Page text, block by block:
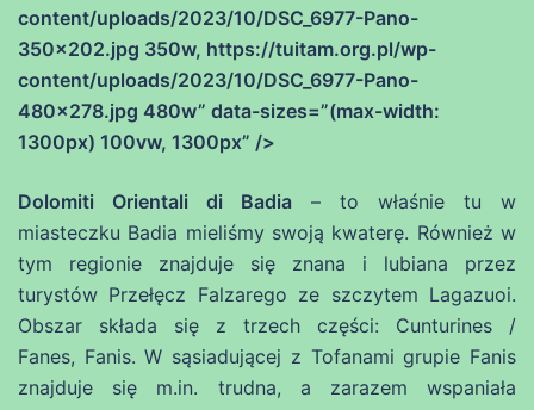
content/uploads/2023/10/DSC_6977-Pano-
350×202.jpg 350w, https://tuitam.org.pl/wp-
content/uploads/2023/10/DSC_6977-Pano-
480×278.jpg 480w” data-sizes=”(max-width:
1300px) 100vw, 1300px” />
Dolomiti Orientali di Badia – to właśnie tu w
miasteczku Badia mieliśmy swoją kwaterę. Również w
tym regionie znajduje się znana i lubiana przez
turystów Przełęcz Falzarego ze szczytem Lagazuoi.
Obszar składa się z trzech części: Cunturines /
Fanes, Fanis.W sąsiadującej z Tofanami grupie Fanis
znajduje się m.in. trudna, a zarazem wspaniała